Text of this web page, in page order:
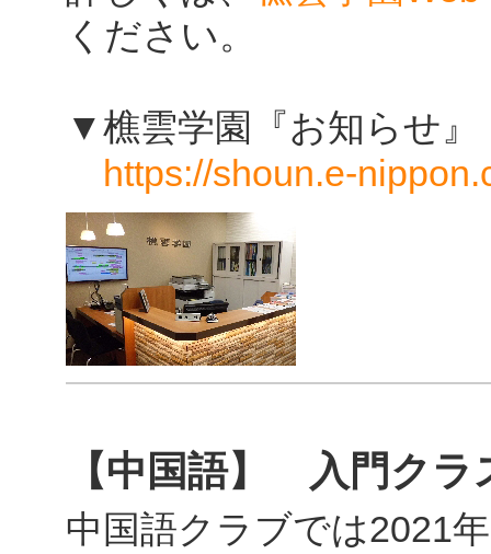
ください。
▼樵雲学園『お知らせ』
https://shoun.e-
【中国語】 入門ク
中国語クラブでは2021